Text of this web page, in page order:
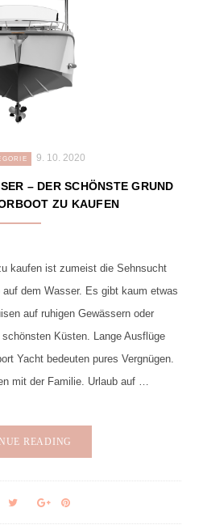
9. 10. 2020
– DER SCHÖNSTE GRUND
ZU KAUFEN
kaufen ist zumeist die Sehnsucht
dem Wasser. Es gibt kaum etwas
auf ruhigen Gewässern oder
Küsten. Lange Ausflüge
Yacht bedeuten pures Vergnügen.
mit der Familie. Urlaub auf …
READING